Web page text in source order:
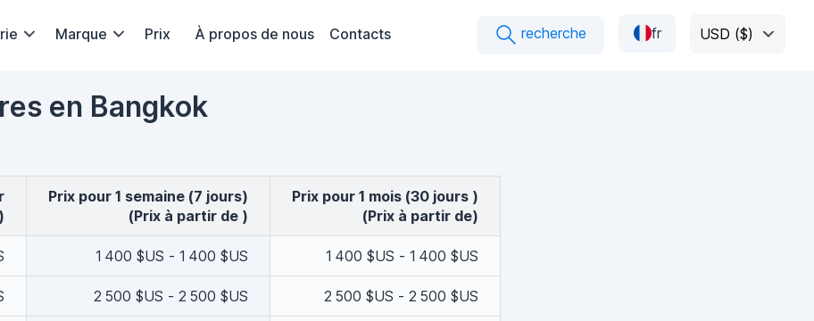
Marque Prix À propos de nous Contacts recherche fr USD ($)
en Bangkok
Prix pour 1 semaine (7 jours)
(Prix à partir de )
Prix pour 1 mois (30 jours )
(Prix à partir de)
1 400 $US - 1 400 $US 1 400 $US - 1 400 $US
2 500 $US - 2 500 $US 2 500 $US - 2 500 $US